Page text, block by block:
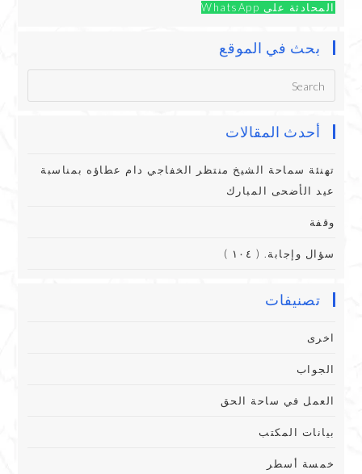
المحادثة على WhatsApp
بحث في الموقع
أحدث المقالات
تهنئة سماحة الشيخ منتظر الخفاجي دام عطاؤه بمناسبة
عيد الأضحى المبارك
وقفة
سؤال وإجابة. ( ١٠٤ )
تصنيفات
اخرى
الجواب
العمل في ساحة الحق
بيانات المكتب
خمسة أسطر